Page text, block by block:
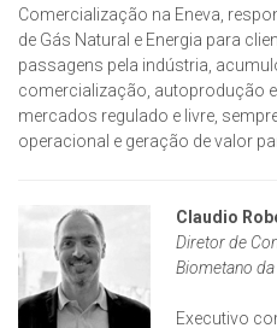
Comercialização na Eneva,
de Gás Natural e Energia para
passagens pela indústria,
comercialização, autoprodução
mercados regulado e livre,
operacional e geração de valor
Claudio
Diretor de
Biometano
Executivo